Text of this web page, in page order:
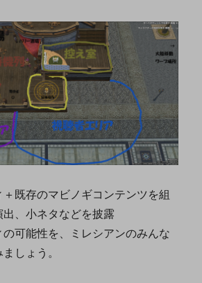
既存のマビノギコンテンツを組
、小ネタなどを披露
可能性を、ミレシアンのみんな
しょう。